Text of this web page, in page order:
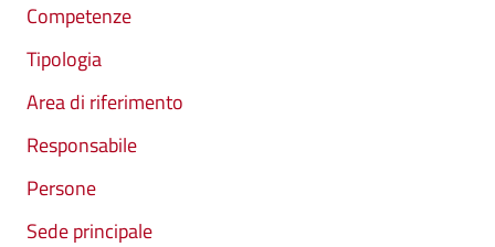
Competenze
Tipologia
Area di riferimento
Responsabile
Persone
Sede principale